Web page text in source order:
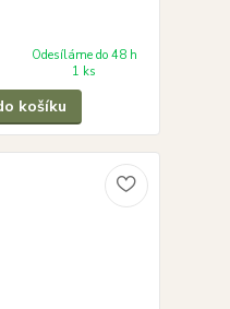
Odesíláme do 48 h
1 ks
košíku